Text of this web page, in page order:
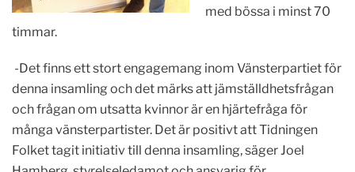
med bössa i minst 70
timmar.
-Det finns ett stort engagemang inom Vänsterpartiet för
denna insamling och det märks att jämställdhetsfrågan
och frågan om utsatta kvinnor är en hjärtefråga för
många vänsterpartister. Det är positivt att Tidningen
Folket tagit initiativ till denna insamling, säger Joel